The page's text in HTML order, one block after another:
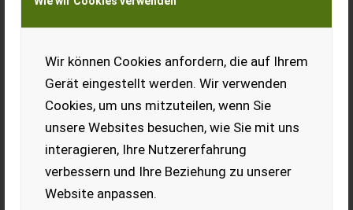
Wir können Cookies anfordern, die auf Ihrem
Gerät eingestellt werden. Wir verwenden
Cookies, um uns mitzuteilen, wenn Sie
unsere Websites besuchen, wie Sie mit uns
interagieren, Ihre Nutzererfahrung
verbessern und Ihre Beziehung zu unserer
Website anpassen.
Teleskoplader Bobcat
3,5T; Hubhöhe 7m
Hydrostatischer Fahrantrieb,
Joystick, 4 Lenkungsarten Rück...
EUR 104.880